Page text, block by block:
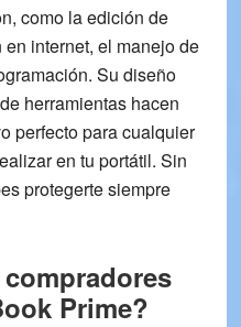
como la edición de
internet, el manejo de
Su diseño
herramientas hacen
perfecto para cualquier
en tu portátil. Sin
protegerte siempre
Prime?